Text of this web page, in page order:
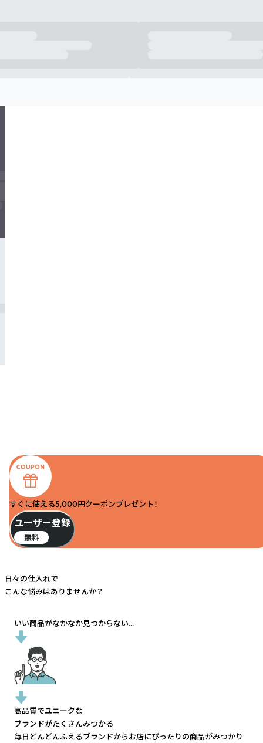
すぐに使える5,000円クーポンプレゼント！
ユーザー登録
無料
日々の仕入れで
こんな悩みはありませんか？
いい商品がなかなか見つからない...
高品質でユニークな
ブランドがたくさんみつかる
毎日どんどんふえるブランドからお店にぴったりの商品がみつかり